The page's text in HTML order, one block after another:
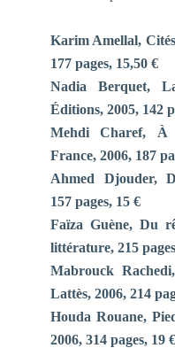
Karim Amellal,
177 pages, 15,50 €
Nadia Berquet,
Éditions, 2005, 142
Mehdi Charef, À
France, 2006, 187
Ahmed Djouder,
157 pages, 15 €
Faïza Guène,Du
littérature, 215
Mabrouck
Lattès, 2006, 214
Houda Rouane,
2006, 314 pages, 19 €